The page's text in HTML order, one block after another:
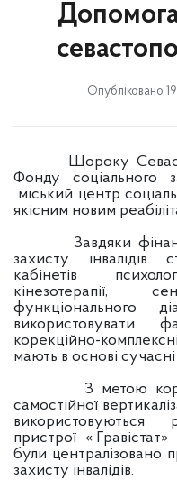
Допомога
Опубліковано
Щороку
Фонду соціального
міський центр
якісним новим
Завдяки
захисту інвалідів
кабінетів
кінезотерапії,
функціонального
корекційно-
мають в основі
З метою
самостійної
використовуються
пристрої «
були централізовано
захисту інвалідів.